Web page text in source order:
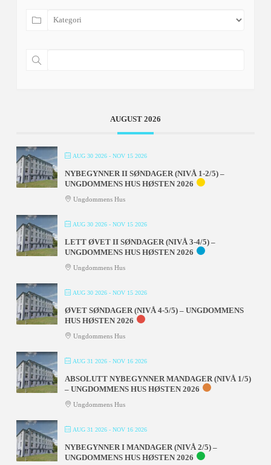
AUGUST 2026
AUG 30 2026- NOV 15 2026
NYBEGYNNER II SØNDAGER (NIVÅ 1-2/5) –
UNGDOMMENS HUS HØSTEN 2026
Ungdommens Hus
AUG 30 2026- NOV 15 2026
LETT ØVET II SØNDAGER (NIVÅ 3-4/5) –
UNGDOMMENS HUS HØSTEN 2026
Ungdommens Hus
AUG 30 2026- NOV 15 2026
ØVET SØNDAGER (NIVÅ 4-5/5) – UNGDOMMENS
HUS HØSTEN 2026
Ungdommens Hus
AUG 31 2026- NOV 16 2026
ABSOLUTT NYBEGYNNER MANDAGER (NIVÅ 1/5)
– UNGDOMMENS HUS HØSTEN 2026
Ungdommens Hus
AUG 31 2026- NOV 16 2026
NYBEGYNNER I MANDAGER (NIVÅ 2/5) –
UNGDOMMENS HUS HØSTEN 2026